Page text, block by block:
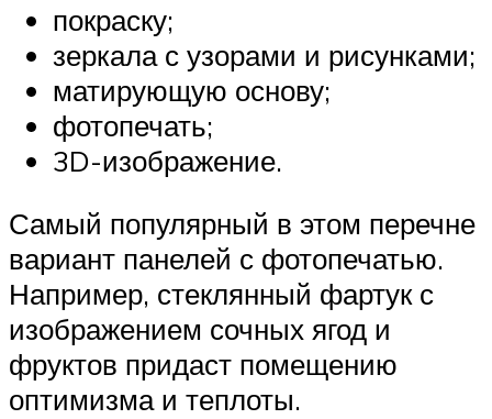
покраску;
зеркала с узорами и рисунками;
матирующую основу;
фотопечать;
3D-изображение.
Самый популярный в этом перечне
вариант панелей с фотопечатью.
Например, стеклянный фартук с
изображением сочных ягод и
фруктов придаст помещению
оптимизма и теплоты.